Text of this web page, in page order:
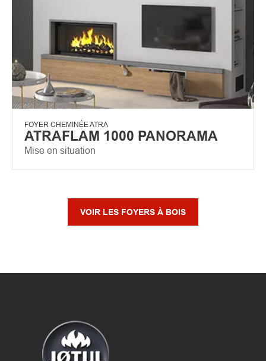
FOYER CHEMINÉE ATRA
ATRAFLAM 1000 PANORAMA
Mise en situation
VOIR LES FOYERS À BOIS